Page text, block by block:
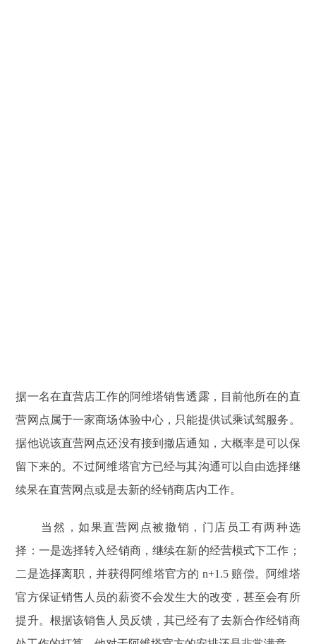
据一名在直营店工作的阿维塔销售透露，目前他所在的直
营网点属于一家商场体验中心，只能提供试乘试驾服务。
据他说该直营网点还没有接到撤店通知，大概率是可以保
留下来的。不过阿维塔官方已经与其沟通可以自由选择继
续呆在直营网点或是去新的经销商店内工作。
当然，如果直营网点被撤销，门店员工有两种选
择：一是选择转入经销商，继续在新的经营模式下工作；
二是选择离职，并获得阿维塔官方的 n+1.5 赔偿。阿维塔
官方保证销售人员的薪资不会发生大的改变，甚至会有所
提升。根据该销售人员反馈，其已经有了去新合作经销商